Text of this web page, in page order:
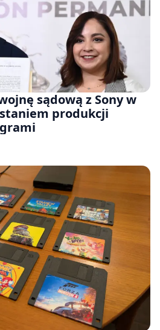
sądową z Sony w
produkcji